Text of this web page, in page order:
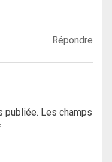
Répondre
publiée. Les champs